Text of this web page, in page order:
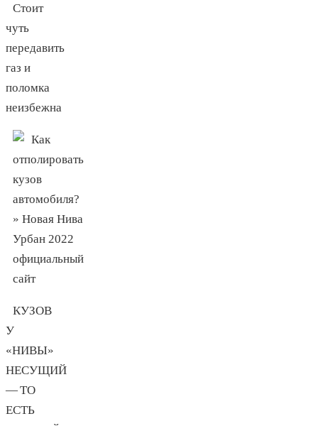
Стоит
чуть
передавить
газ и
поломка
неизбежна
КУЗОВ
У
«НИВЫ»
НЕСУЩИЙ
— ТО
ЕСТЬ